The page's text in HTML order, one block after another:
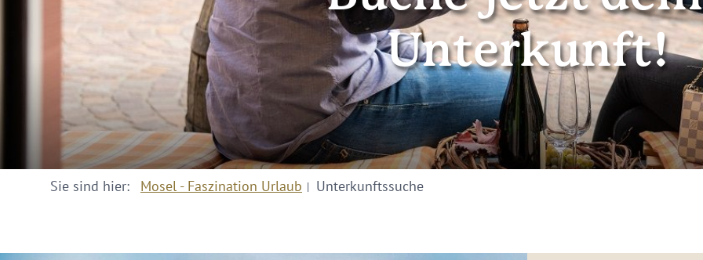
Unterkunft!
Sie sind hier: Mosel - Faszination Urlaub Unterkunftssuche